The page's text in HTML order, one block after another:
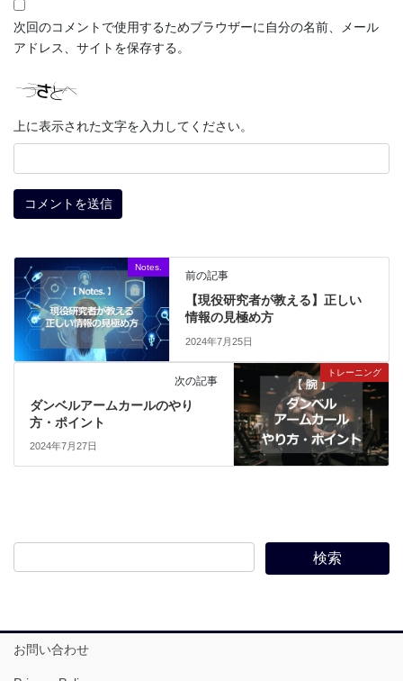
次回のコメントで使用するためブラウザーに自分の名前、メール
アドレス、サイトを保存する。
上に表示された文字を入力してください。
Notes.
前の記事
【現役研究者が教える】正しい
情報の見極め方
2024年7月25日
トレーニング
次の記事
ダンベルアームカールのやり
方・ポイント
2024年7月27日
お問い合わせ